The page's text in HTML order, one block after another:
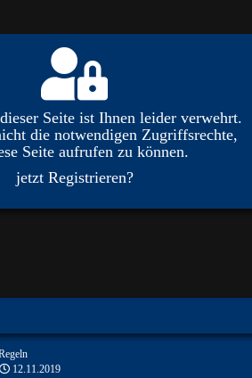
Seite ist Ihnen leider verwehrt.
die notwendigen Zugriffsrechte,
Seite aufrufen zu können.
jetzt Registrieren?
12.11.2019